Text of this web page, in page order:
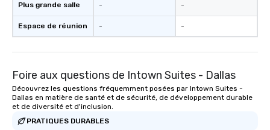
Plus grande salle
Espace de réunion
-
-
-
-
Foire aux questions de Intown Suites - Dallas
Découvrez les questions fréquemment posées par Intown Suites -
Dallas en matière de santé et de sécurité, de développement durable
et de diversité et d'inclusion.
PRATIQUES DURABLES